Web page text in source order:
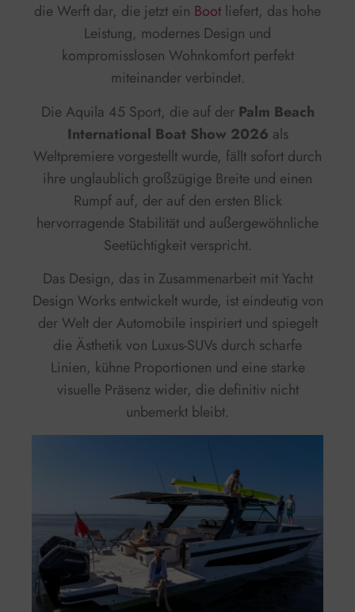
die Werft dar, die jetzt ein Boot liefert, das hohe
Leistung, modernes Design und
kompromisslosen Wohnkomfort perfekt
miteinander verbindet.
Die Aquila 45 Sport, die auf der Palm Beach
International Boat Show 2026 als
Weltpremiere vorgestellt wurde, fällt sofort durch
ihre unglaublich großzügige Breite und einen
Rumpf auf, der auf den ersten Blick
hervorragende Stabilität und außergewöhnliche
Seetüchtigkeit verspricht.
Das Design, das in Zusammenarbeit mit Yacht
Design Works entwickelt wurde, ist eindeutig von
der Welt der Automobile inspiriert und spiegelt
die Ästhetik von Luxus-SUVs durch scharfe
Linien, kühne Proportionen und eine starke
visuelle Präsenz wider, die definitiv nicht
unbemerkt bleibt.